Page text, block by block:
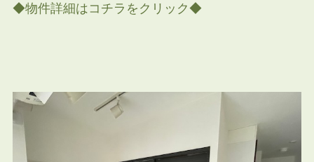
◆物件詳細はコチラをクリック◆